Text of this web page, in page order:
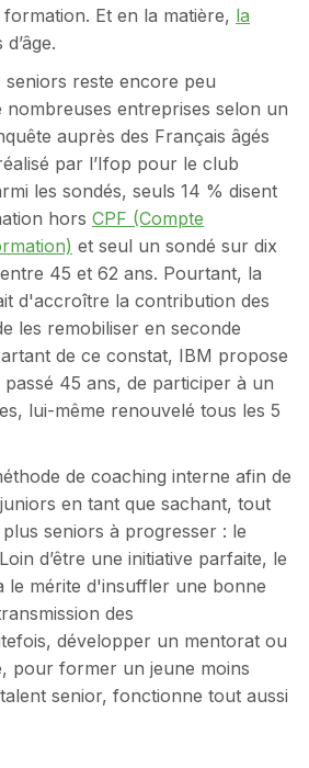
Et en la matière, la
d’âge.
reste encore peu
nombreuses entreprises selon un
auprès des Français âgés
par l’Ifop pour le club
les sondés, seuls 14 % disent
hors CPF (Compte
et seul un sondé sur dix
45 et 62 ans. Pourtant, la
d'accroître la contribution des
les remobiliser en seconde
de ce constat, IBM propose
45 ans, de participer à un
lui-même renouvelé tous les 5
de coaching interne afin de
en tant que sachant, tout
seniors à progresser : le
d’être une initiative parfaite, le
le mérite d'insuffler une bonne
des
développer un mentorat ou
pour former un jeune moins
senior, fonctionne tout aussi